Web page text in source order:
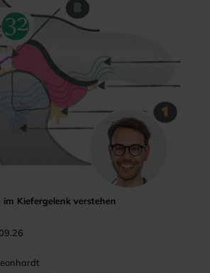
im Kiefergelenk verstehen